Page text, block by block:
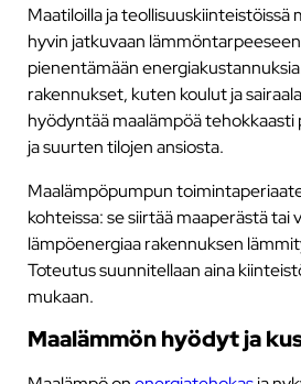
Maatiloilla ja teollisuuskiinteistöissä
hyvin jatkuvaan
pienentämään
rakennukset, kuten koulut ja
hyödyntää maalämpöä
ja suurten tilojen ansiosta.
Maalämpöpumpun
kohteissa: se siirtää maaperästä tai
lämpöenergiaa rakennuksen
Toteutus suunnitellaan aina
mukaan.
Maalämmön hyödyt ja